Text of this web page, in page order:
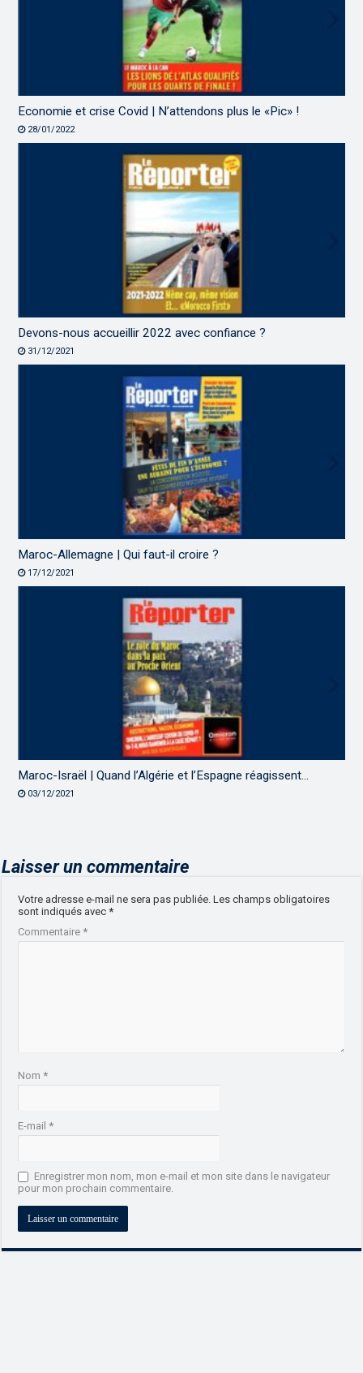
Economie et crise Covid | N’attendons plus le «Pic» !
28/01/2022
Devons-nous accueillir 2022 avec confiance ?
31/12/2021
Maroc-Allemagne | Qui faut-il croire ?
17/12/2021
Maroc-Israël | Quand l’Algérie et l’Espagne réagissent…
03/12/2021
Laisser un commentaire
Votre adresse e-mail ne sera pas publiée. Les champs obligatoires
sont indiqués avec*
Commentaire*
Nom*
E-mail*
Enregistrer mon nom, mon e-mail et mon site dans le navigateur
pour mon prochain commentaire.